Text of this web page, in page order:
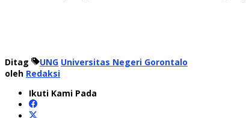
Ditag UNG Universitas Negeri Gorontalo
oleh Redaksi
Ikuti Kami Pada